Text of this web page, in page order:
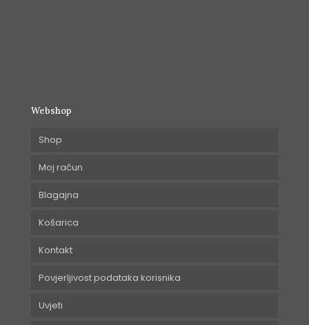
Webshop
Shop
Moj račun
Blagajna
Košarica
Kontakt
Povjerljivost podataka korisnika
Uvjeti